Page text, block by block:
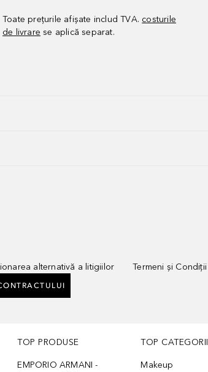
Toate prețurile afișate includ TVA. costurile
de livrare se aplică separat.
alternativă a litigiilor
Termeni și Condiții
TOP PRODUSE
EMPORIO ARMANI -
TOP CATEGORII
Makeup